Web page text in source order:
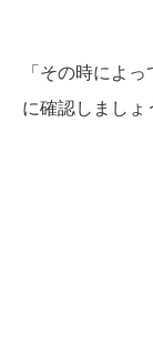
「その時によ
に確認しましょ